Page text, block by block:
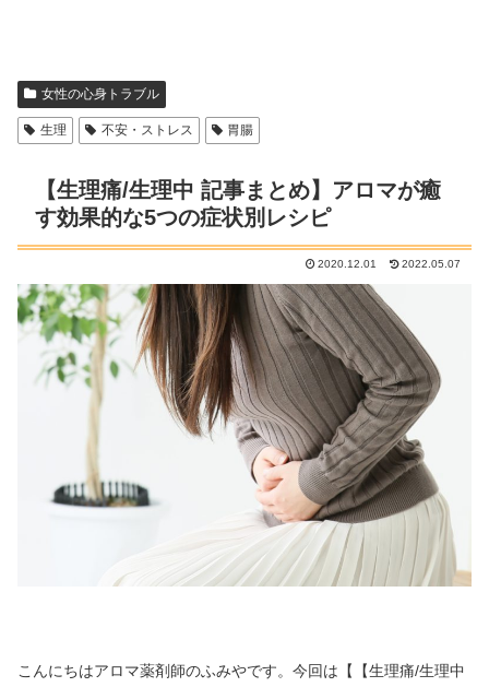
女性の心身トラブル
生理 不安・ストレス 胃腸
【生理痛/生理中 記事まとめ】アロマが癒
す効果的な5つの症状別レシピ
2020.12.01 2022.05.07
こんにちはアロマ薬剤師のふみやです。今回は【【生理痛/生理中